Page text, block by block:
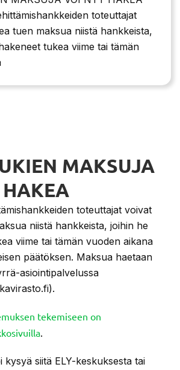
toteuttajat
tuen maksua niistä hankkeista,
tukea viime tai tämän
MAKSUJA
toteuttajat voivat
niistä hankkeista, joihin he
viime tai tämän vuoden aikana
päätöksen. Maksua haetaan
asiointipalvelussa
tekemiseen on
.
kysyä siitä ELY-keskuksesta tai